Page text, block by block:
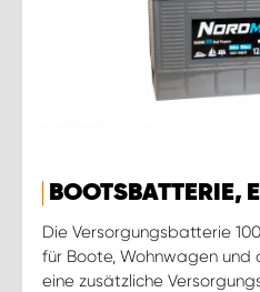
BOOTSBATTERIE,
Die Versorgungsbatterie
für Boote, Wohnwagen und
eine zusätzliche